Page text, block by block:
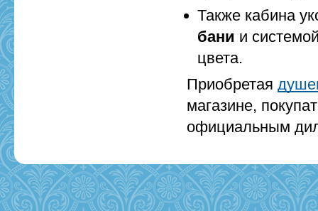
Также кабина
бани и
цвета.
Приобретая
магазине,
официальным